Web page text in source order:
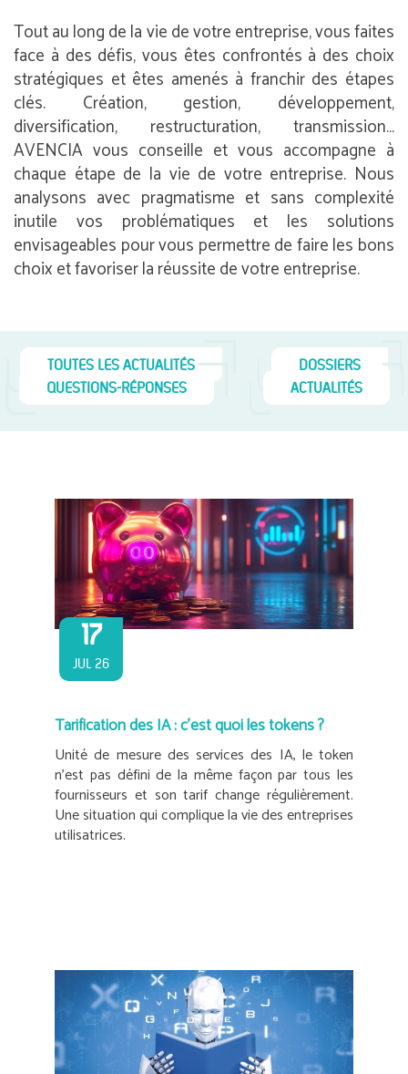
Tout au long de la vie de votre entreprise, vous faites
face à des défis, vous êtes confrontés à des choix
stratégiques et êtes amenés à franchir des étapes
clés. Création, gestion, développement,
diversification, restructuration, transmission…
AVENCIA vous conseille et vous accompagne à
chaque étape de la vie de votre entreprise. Nous
analysons avec pragmatisme et sans complexité
inutile vos problématiques et les solutions
envisageables pour vous permettre de faire les bons
choix et favoriser la réussite de votre entreprise.
TOUTES LES ACTUALITÉS
DOSSIERS
QUESTIONS-RÉPONSES
ACTUALITÉS
17
JUL 26
Tarification des IA : c’est quoi les tokens ?
Unité de mesure des services des IA, le token
n’est pas défini de la même façon par tous les
fournisseurs et son tarif change régulièrement.
Une situation qui complique la vie des entreprises
utilisatrices.